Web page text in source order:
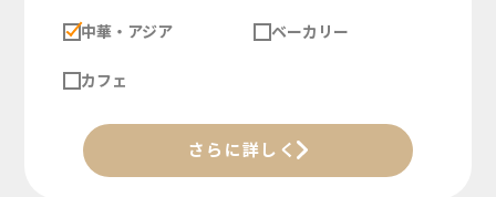
中華・アジア ベーカリー
カフェ
さらに詳しく